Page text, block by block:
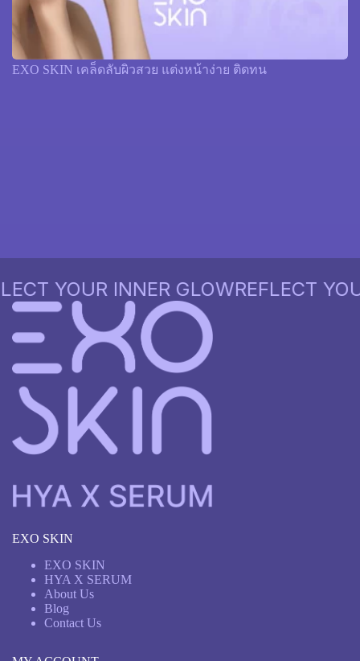
EXO SKIN เคล็ดลับผิวสวย แต่งหน้าง่าย ติดทน
YOUR INNER GLOWREFLECT YOUR
EXO SKIN
EXO SKIN
HYA X SERUM
About Us
Blog
Contact Us